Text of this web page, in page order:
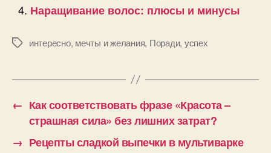
Наращивание волос: плюсы и минусы
Позначкиинтересно, мечты и желания, Поради, успех
← Как соответствовать фразе «Красота –
страшная сила» без лишних затрат?
→ Рецепты сладкой выпечки в мультиварке